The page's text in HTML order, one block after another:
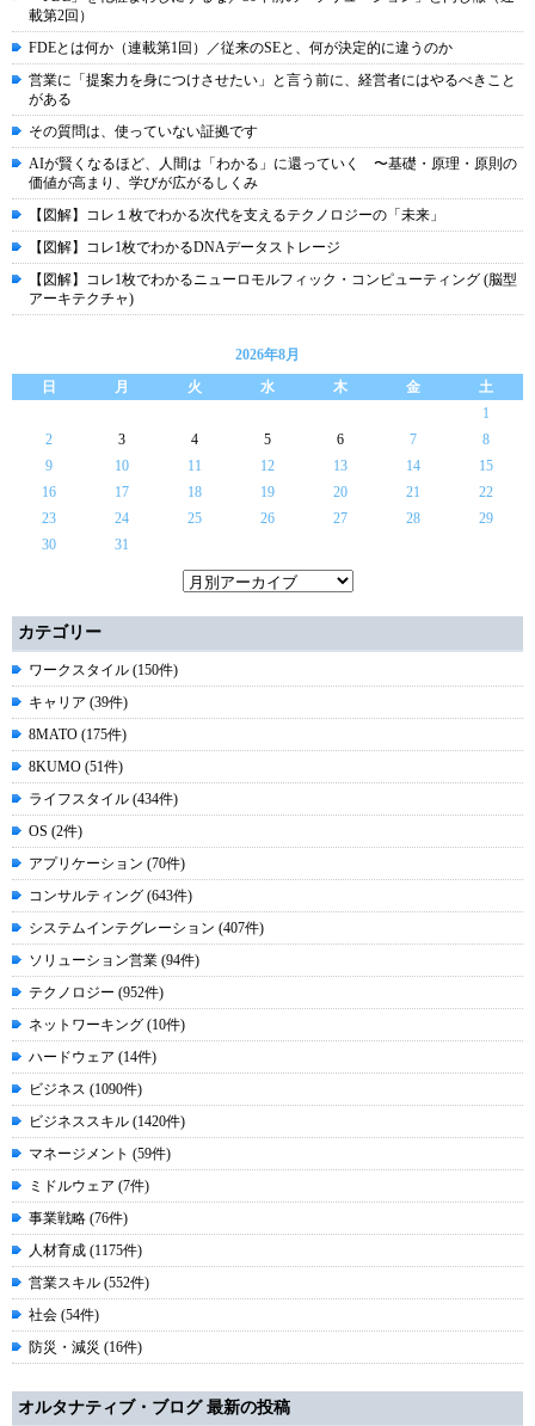
載第2回）
FDEとは何か（連載第1回）／従来のSEと、何が決定的に違うのか
営業に「提案力を身につけさせたい」と言う前に、経営者にはやるべきこと
がある
その質問は、使っていない証拠です
AIが賢くなるほど、人間は「わかる」に還っていく 〜基礎・原理・原則の
価値が高まり、学びが広がるしくみ
【図解】コレ１枚でわかる次代を支えるテクノロジーの「未来」
【図解】コレ1枚でわかるDNAデータストレージ
【図解】コレ1枚でわかるニューロモルフィック・コンピューティング (脳型
アーキテクチャ)
2026年8月
日
月 火 水 木 金
土
1
2
3 4 5 6 7
8
9
10 11 12 13 14
15
16
17 18 19 20 21
22
23
24 25 26 27 28
29
30
31
カテゴリー
ワークスタイル (150件)
キャリア (39件)
8MATO (175件)
8KUMO (51件)
ライフスタイル (434件)
OS (2件)
アプリケーション (70件)
コンサルティング (643件)
システムインテグレーション (407件)
ソリューション営業 (94件)
テクノロジー (952件)
ネットワーキング (10件)
ハードウェア (14件)
ビジネス (1090件)
ビジネススキル (1420件)
マネージメント (59件)
ミドルウェア (7件)
事業戦略 (76件)
人材育成 (1175件)
営業スキル (552件)
社会 (54件)
防災・減災 (16件)
オルタナティブ・ブログ 最新の投稿